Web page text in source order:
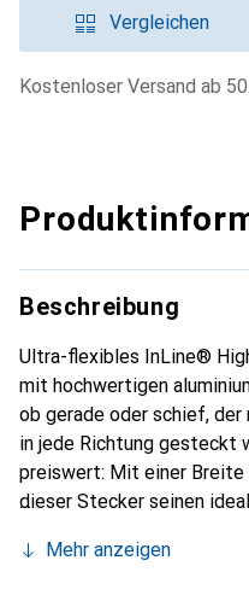
Vergleichen
Kostenloser Versand ab
Beschreibung
Ultra-flexibles InLine®
mit hochwertigen
ob gerade oder schief,
in jede Richtung gesteckt
preiswert: Mit einer Breite
dieser Stecker seinen
Grafikkarten und anderen
Mehr anzeigen